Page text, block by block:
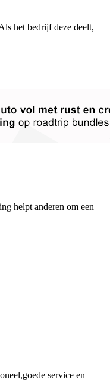
het bedrijf deze deelt,
helpt anderen om een
service en